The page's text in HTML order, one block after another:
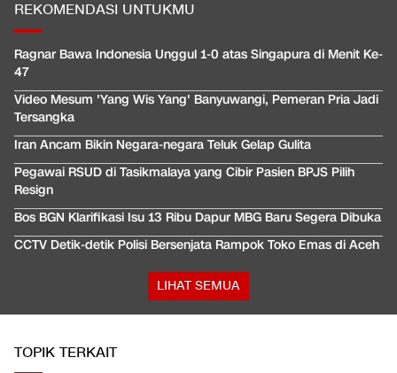
REKOMENDASI UNTUKMU
Ragnar Bawa Indonesia Unggul 1-0 atas Singapura di Menit Ke-
47
Video Mesum 'Yang Wis Yang' Banyuwangi, Pemeran Pria Jadi
Tersangka
Iran Ancam Bikin Negara-negara Teluk Gelap Gulita
Pegawai RSUD di Tasikmalaya yang Cibir Pasien BPJS Pilih
Resign
Bos BGN Klarifikasi Isu 13 Ribu Dapur MBG Baru Segera Dibuka
CCTV Detik-detik Polisi Bersenjata Rampok Toko Emas di Aceh
LIHAT SEMUA
TOPIK TERKAIT